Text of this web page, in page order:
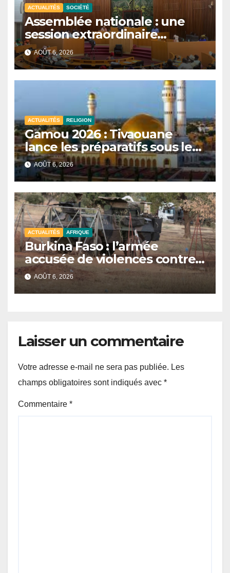
ACTUALITÉS SOCIÉTÉ
Assemblée nationale : une
session extraordinaire
convoquée le 10 août avec
plusieurs commissions
d’enquête à l’ordre du jour.
AOÛT 6, 2026
ACTUALITÉS RELIGION
Gamou 2026 : Tivaouane
lance les préparatifs sous le
signe de l’unité et du Tawhid.
AOÛT 6, 2026
ACTUALITÉS AFRIQUE
Burkina Faso : l’armée
accusée de violences contre
des civils après une attaque
jihadiste.
AOÛT 6, 2026
Laisser un commentaire
Votre adresse e-mail ne sera pas publiée. Les
champs obligatoires sont indiqués avec *
Commentaire *